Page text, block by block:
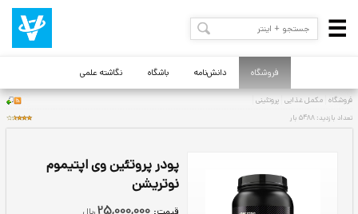
فروشگاه دانش‌نامه باشگاه نگاشته علمی